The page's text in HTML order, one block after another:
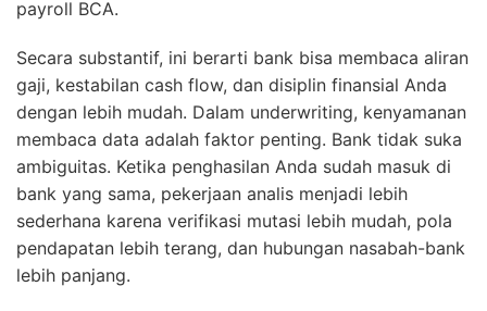
payroll BCA.
Secara substantif, ini berarti bank bisa membaca aliran
gaji, kestabilan cash flow, dan disiplin finansial Anda
dengan lebih mudah. Dalam underwriting, kenyamanan
membaca data adalah faktor penting. Bank tidak suka
ambiguitas. Ketika penghasilan Anda sudah masuk di
bank yang sama, pekerjaan analis menjadi lebih
sederhana karena verifikasi mutasi lebih mudah, pola
pendapatan lebih terang, dan hubungan nasabah-bank
lebih panjang.